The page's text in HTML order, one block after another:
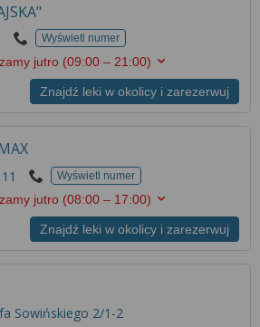
Wyświetl numer
jutro (09:00 – 21:00)
Znajdź leki w okolicy i zarezerwuj
Wyświetl numer
jutro (08:00 – 17:00)
Znajdź leki w okolicy i zarezerwuj
Sowińskiego 2/1-2